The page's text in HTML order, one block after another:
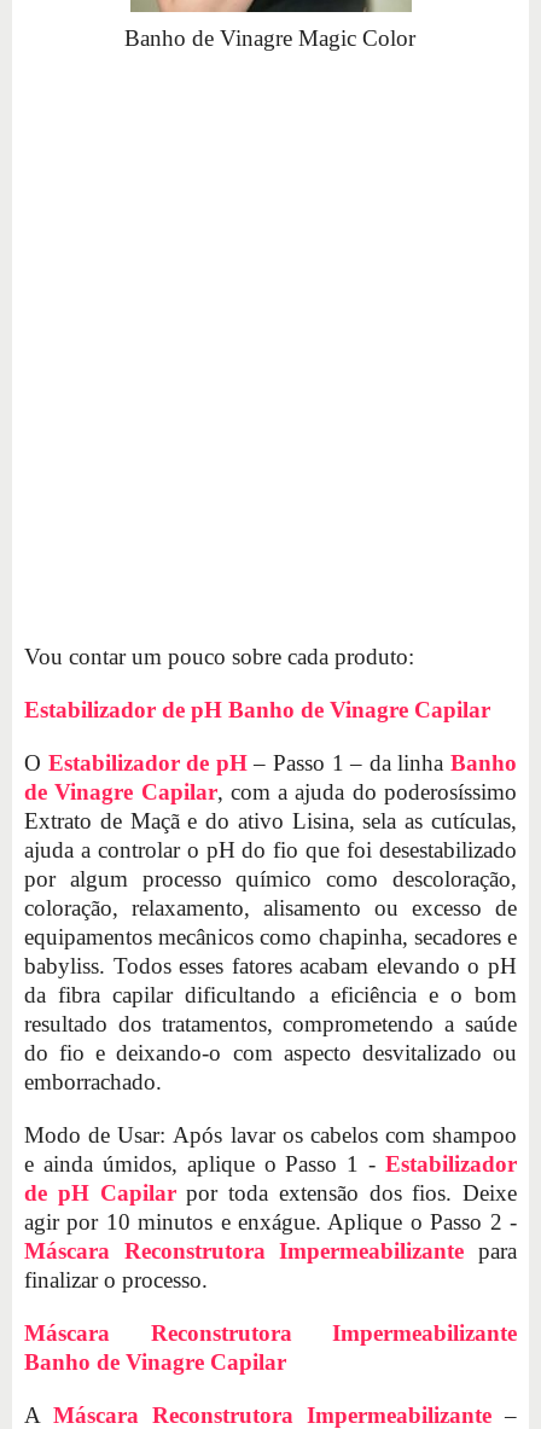
Banho de Vinagre Magic Color
Vou contar um pouco sobre cada produto:
Estabilizador de pH Banho de Vinagre Capilar
O Estabilizador de pH– Passo 1 – da linhaBanho
de Vinagre Capilar, com a ajuda do poderosíssimo
Extrato de Maçã e do ativo Lisina, sela as cutículas,
ajuda a controlar o pH do fio que foi desestabilizado
por algum processo químico como descoloração,
coloração, relaxamento, alisamento ou excesso de
equipamentos mecânicos como chapinha, secadores e
babyliss. Todos esses fatores acabam elevando o pH
da fibra capilar dificultando a eficiência e o bom
resultado dos tratamentos, comprometendo a saúde
do fio e deixando-o com aspecto desvitalizado ou
emborrachado.
Modo de Usar: Após lavar os cabelos com shampoo
e ainda úmidos, aplique o Passo 1 - Estabilizador
de pH Capilarpor toda extensão dos fios. Deixe
agir por 10 minutos e enxágue. Aplique o Passo 2 -
Máscara Reconstrutora Impermeabilizante para
finalizar o processo.
Máscara Reconstrutora Impermeabilizante
Banho de Vinagre Capilar
A Máscara Reconstrutora Impermeabilizante –